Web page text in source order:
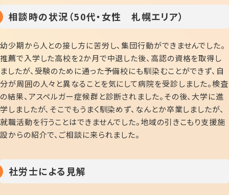
相談時の状況（50代・女性 札幌エリア）
幼少期から人との接し方に苦労し、集団行動ができませんでした。
推薦で入学した高校を2か月で中退した後、高認の資格を取得し
ましたが、受験のために通った予備校にも馴染むことができず、自
分が周囲の人々と異なることを気にして病院を受診しました。検査
の結果、アスペルガー症候群と診断されました。その後、大学に進
学しましたが、そこでもうまく馴染めず、なんとか卒業しましたが、
就職活動を行うことはできませんでした。地域の引きこもり支援施
設からの紹介で、ご相談に来られました。
社労士による見解